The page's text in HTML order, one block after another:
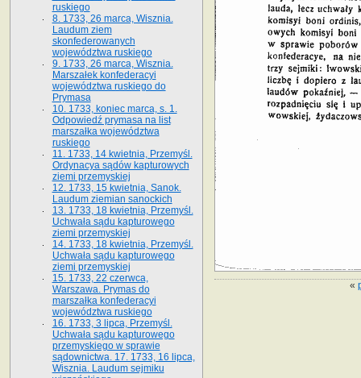
«
ruskiego
8. 1733, 26 marca, Wisznia.
Laudum ziem
skonfederowanych
województwa ruskiego
9. 1733, 26 marca, Wisznia.
Marszałek konfederacyi
województwa ruskiego do
Prymasa
10. 1733, koniec marca, s. 1.
Odpowiedź prymasa na list
marszałka województwa
ruskiego
11. 1733, 14 kwietnia, Przemyśl.
Ordynacya sądów kapturowych
ziemi przemyskiej
12. 1733, 15 kwietnia, Sanok.
Laudum ziemian sanockich
13. 1733, 18 kwietnia, Przemyśl.
Uchwała sądu kapturowego
ziemi przemyskiej
14. 1733, 18 kwietnia, Przemyśl.
Uchwała sądu kapturowego
ziemi przemyskiej
15. 1733, 22 czerwca,
Warszawa. Prymas do
marszałka konfederacyi
województwa ruskiego
16. 1733, 3 lipca, Przemyśl.
Uchwała sądu kapturowego
przemyskiego w sprawie
sądownictwa. 17. 1733, 16 lipca,
Wisznia. Laudum sejmiku